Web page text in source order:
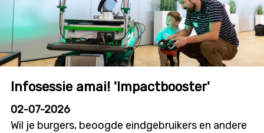
Infosessie amai! 'Impactbooster'
02-07-2026
Wil je burgers, beoogde eindgebruikers en andere